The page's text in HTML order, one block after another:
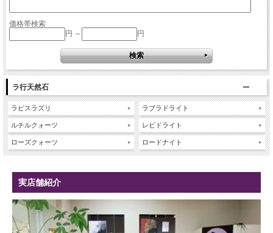
価格帯検索
円 ～
円
ラ行天然石
ラピスラズリ
ルチルクォーツ
ローズクォーツ
ラブラドライト
レピドライト
ロードナイト
実店舗紹介